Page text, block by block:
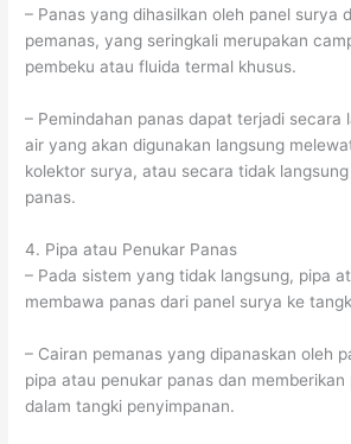
– Panas yang dihasilkan oleh panel surya
pemanas, yang seringkali merupakan
pembeku atau fluida termal khusus.
– Pemindahan panas dapat terjadi secara
air yang akan digunakan langsung
kolektor surya, atau secara tidak
panas.
4. Pipa atau Penukar Panas
– Pada sistem yang tidak langsung, pipa
membawa panas dari panel surya ke
– Cairan pemanas yang dipanaskan oleh
pipa atau penukar panas dan
dalam tangki penyimpanan.